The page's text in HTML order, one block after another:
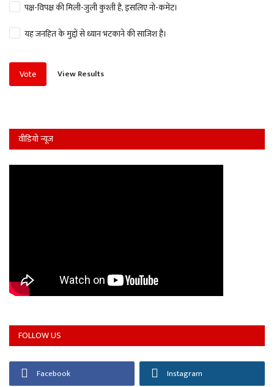
पक्ष-विपक्ष की मिली-जुली कुश्ती है, इसलिए नो-कमेंट।
यह जनहित के मुद्दों से ध्यान भटकाने की साजिश है।
Vote View Results
वीडियो न्यूज
FOLLOW US
Facebook Instagram